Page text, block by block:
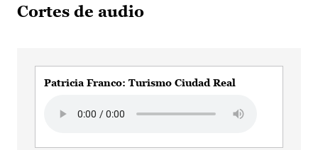
Cortes de audio
Patricia Franco: Turismo Ciudad Real